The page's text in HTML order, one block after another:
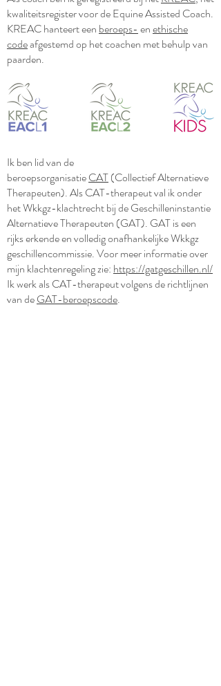
kwaliteitsregister voor de Equine Assisted Coach.
KREAC hanteert een beroeps- enethische
codeafgestemd op het coachen met behulp van
paarden.
Ik ben lid van de
beroepsorganisatieCAT(Collectief Alternatieve
Therapeuten). Als CAT-therapeut val ik onder
het Wkkgz-klachtrecht bij de Geschilleninstantie
Alternatieve Therapeuten (GAT). GAT is een
rijks erkende en volledig onafhankelijke Wkkgz
geschillencommissie. Voor meer informatie over
mijn klachtenregeling zie: https://gatgeschillen.nl/
Ik werk als CAT-therapeut volgens de richtlijnen
van deGAT-beroepscode.